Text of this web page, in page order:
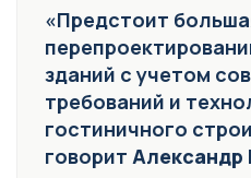
«Предстоит
зданий с учетом
требований и
гостиничного
говорит Александр